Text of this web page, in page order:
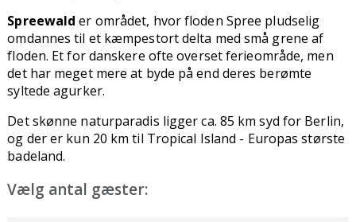
Spreewald er området, hvor floden Spree pludselig
omdannes til et kæmpestort delta med små grene af
floden. Et for danskere ofte overset ferieområde, men
det har meget mere at byde på end deres berømte
syltede agurker.
Det skønne naturparadis ligger ca. 85 km syd for Berlin,
og der er kun 20 km til Tropical Island - Europas største
badeland.
Vælg antal gæster: